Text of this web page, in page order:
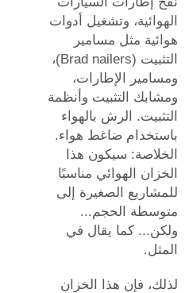
الهوائية، وتشغيل أدوات
هوائية مثل مسامير
التثبيت (Brad nailers)،
ومسامير الإطارات،
ومشابك التثبيت وأنظمة
التثبيت. الرش بالهواء
باستخدام ضاغط هواء.
الخلاصة: سيكون هذا
الخزان الهوائي مناسبًا
للمشاريع الصغيرة إلى
متوسطة الحجم...
ولكن... كما يقال في
المثل.
لذلك، فإن هذا الخزان